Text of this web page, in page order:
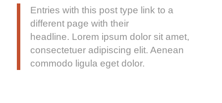
Entries with this post type link to a
different page with their
headline. Lorem ipsum dolor sit amet,
consectetuer adipiscing elit. Aenean
commodo ligula eget dolor.